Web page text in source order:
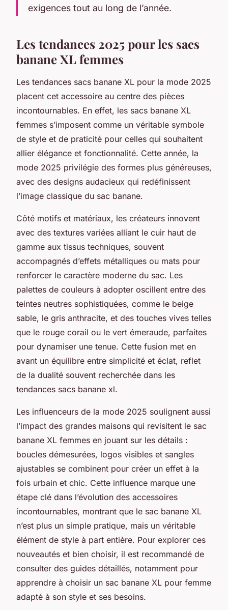
exigences tout au long de l’année.
Les tendances 2025 pour les sacs
banane XL femmes
Les tendances sacs banane XL pour la mode 2025
placent cet accessoire au centre des pièces
incontournables. En effet, les sacs banane XL
femmes s’imposent comme un véritable symbole
de style et de praticité pour celles qui souhaitent
allier élégance et fonctionnalité. Cette année, la
mode 2025 privilégie des formes plus généreuses,
avec des designs audacieux qui redéfinissent
l’image classique du sac banane.
Côté motifs et matériaux, les créateurs innovent
avec des textures variées alliant le cuir haut de
gamme aux tissus techniques, souvent
accompagnés d’effets métalliques ou mats pour
renforcer le caractère moderne du sac. Les
palettes de couleurs à adopter oscillent entre des
teintes neutres sophistiquées, comme le beige
sable, le gris anthracite, et des touches vives telles
que le rouge corail ou le vert émeraude, parfaites
pour dynamiser une tenue. Cette fusion met en
avant un équilibre entre simplicité et éclat, reflet
de la dualité souvent recherchée dans les
tendances sacs banane xl.
Les influenceurs de la mode 2025 soulignent aussi
l’impact des grandes maisons qui revisitent le sac
banane XL femmes en jouant sur les détails :
boucles démesurées, logos visibles et sangles
ajustables se combinent pour créer un effet à la
fois urbain et chic. Cette influence marque une
étape clé dans l’évolution des accessoires
incontournables, montrant que le sac banane XL
n’est plus un simple pratique, mais un véritable
élément de style à part entière. Pour explorer ces
nouveautés et bien choisir, il est recommandé de
consulter des guides détaillés, notamment pour
apprendre à choisir un sac banane XL pour femme
adapté à son style et ses besoins.